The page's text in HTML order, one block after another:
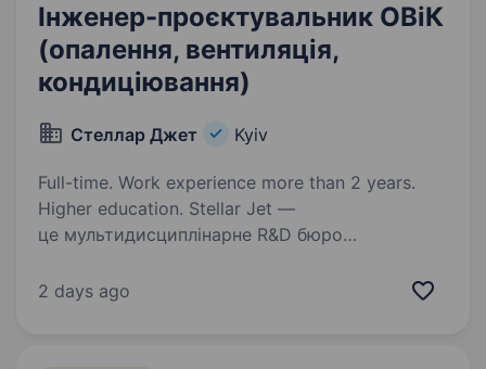
Інженер-проєктувальник ОВіК
(опалення, вентиляція,
кондиціювання)
Стеллар Джет Kyiv
Full-time. Work experience more than 2 years.
Higher education. Stellar Jet —
це мультидисциплінарне R&D бюро
створює технологічні рішення майбутнього.
2 days ago